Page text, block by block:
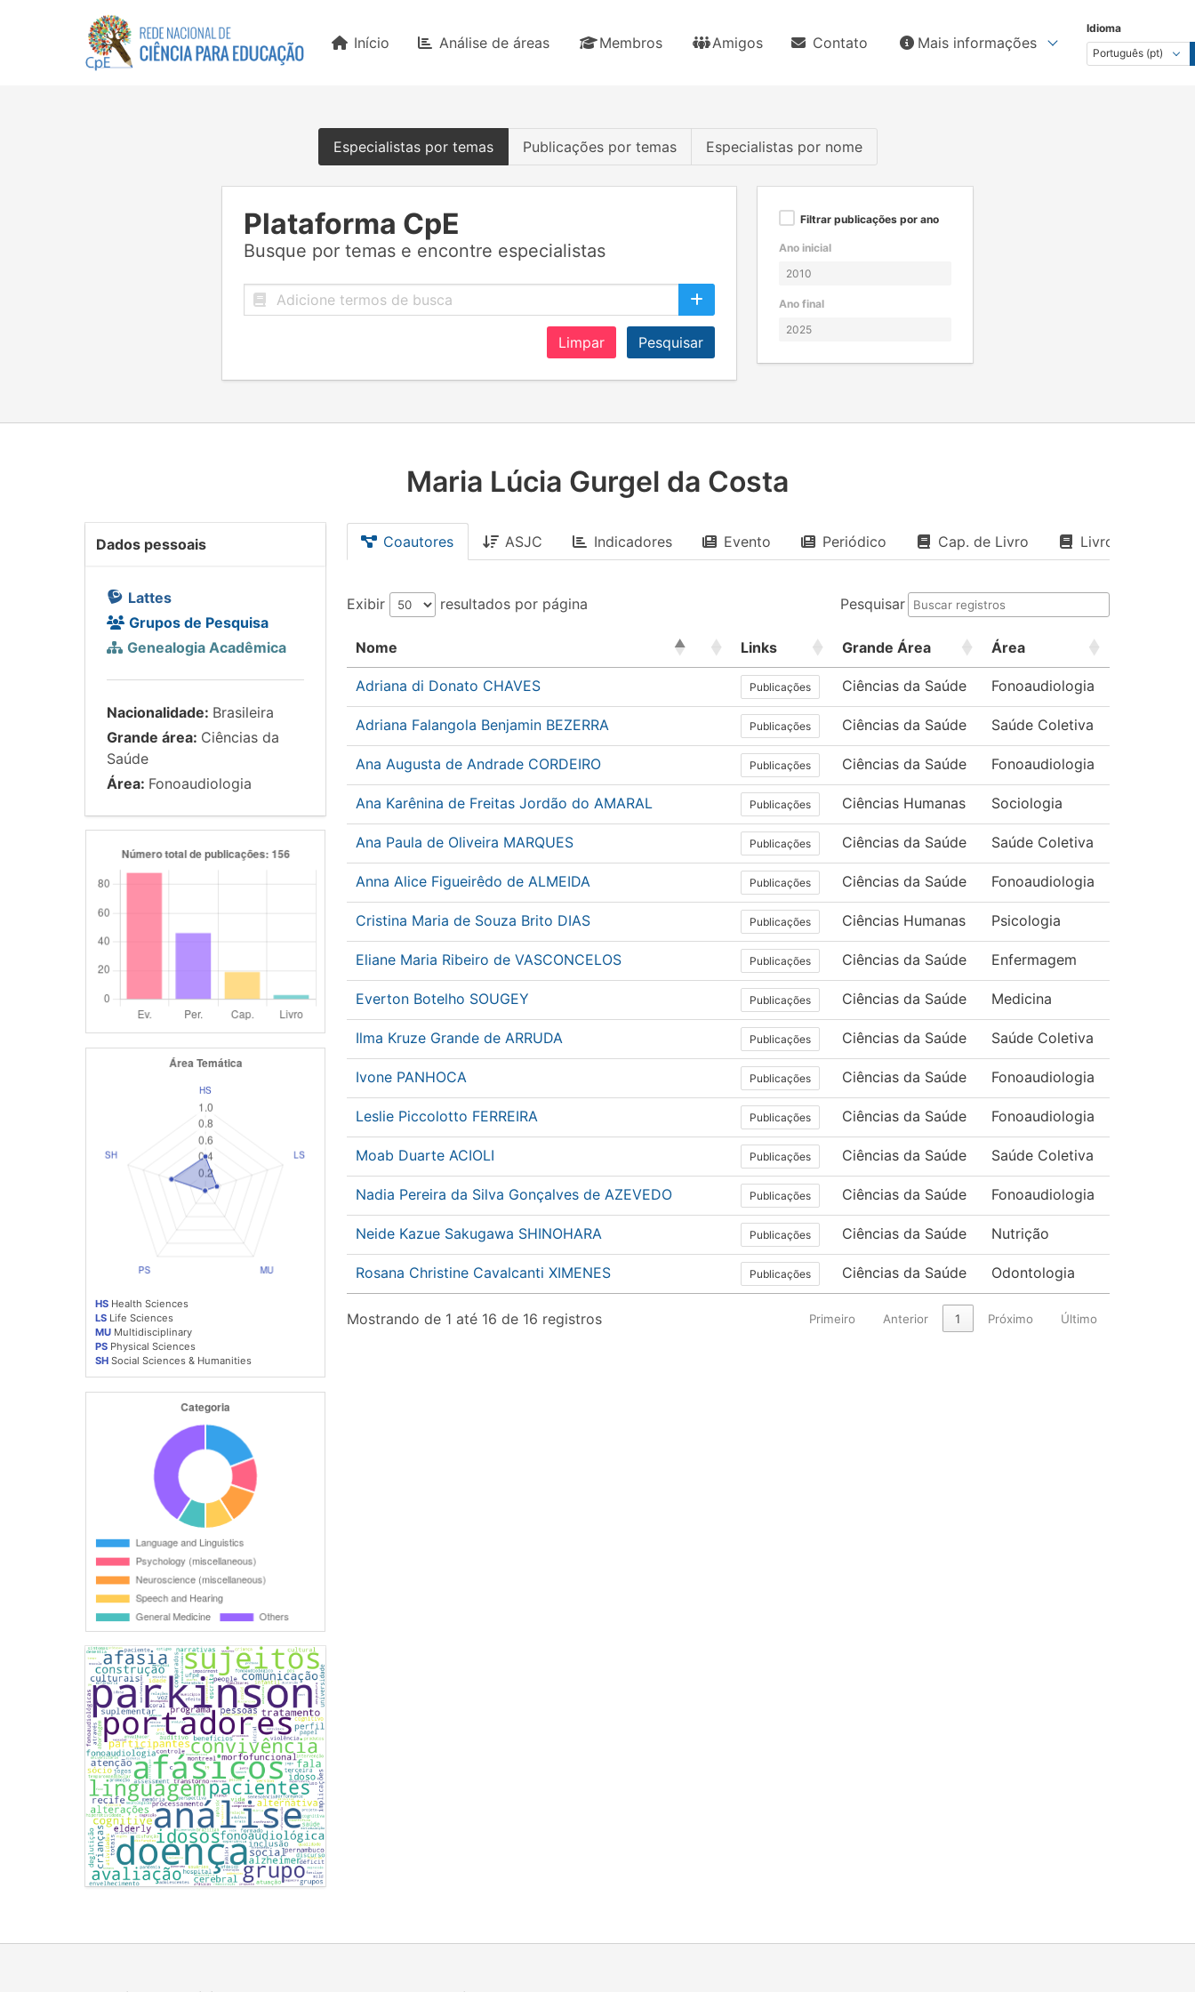
Início Análise de áreas Membros Amigos Contato Mais informações
Idioma
Especialistas por temas Publicações por temas Especialistas por nome
Plataforma CpE
Busque por temas e encontre especialistas
Limpar Pesquisar
Filtrar publicações por ano
Ano inicial
Ano final
Maria Lúcia Gurgel da Costa
Dados pessoais
Lattes
Grupos de Pesquisa
Genealogia Acadêmica
Nacionalidade: Brasileira
Grande área: Ciências da
Saúde
Área: Fonoaudiologia
HS Health Sciences
LS Life Sciences
MU Multidisciplinary
PS Physical Sciences
SH Social Sciences & Humanities
Coautores ASJC Indicadores Evento Periódico Cap. de Livro Livro
Exibir resultados por página Pesquisar
Nome Links Grande Área Área
Adriana di Donato CHAVES Publicações Ciências da Saúde Fonoaudiologia
Adriana Falangola Benjamin BEZERRA Publicações Ciências da Saúde Saúde Coletiva
Ana Augusta de Andrade CORDEIRO Publicações Ciências da Saúde Fonoaudiologia
Ana Karênina de Freitas Jordão do AMARAL Publicações Ciências Humanas Sociologia
Ana Paula de Oliveira MARQUES Publicações Ciências da Saúde Saúde Coletiva
Anna Alice Figueirêdo de ALMEIDA Publicações Ciências da Saúde Fonoaudiologia
Cristina Maria de Souza Brito DIAS Publicações Ciências Humanas Psicologia
Eliane Maria Ribeiro de VASCONCELOS Publicações Ciências da Saúde Enfermagem
Everton Botelho SOUGEY Publicações Ciências da Saúde Medicina
Ilma Kruze Grande de ARRUDA Publicações Ciências da Saúde Saúde Coletiva
Ivone PANHOCA Publicações Ciências da Saúde Fonoaudiologia
Leslie Piccolotto FERREIRA Publicações Ciências da Saúde Fonoaudiologia
Moab Duarte ACIOLI Publicações Ciências da Saúde Saúde Coletiva
Nadia Pereira da Silva Gonçalves de AZEVEDO Publicações Ciências da Saúde Fonoaudiologia
Neide Kazue Sakugawa SHINOHARA Publicações Ciências da Saúde Nutrição
Rosana Christine Cavalcanti XIMENES Publicações Ciências da Saúde Odontologia
Mostrando de 1 até 16 de 16 registros Primeiro Anterior 1 Próximo Último